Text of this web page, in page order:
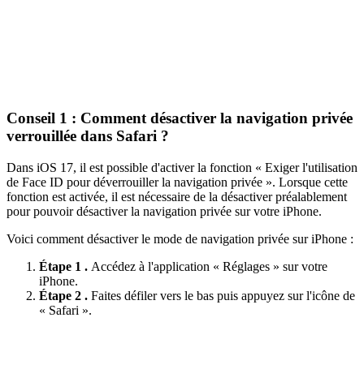
Conseil 1 : Comment désactiver la navigation privée
verrouillée dans Safari ?
Dans iOS 17, il est possible d'activer la fonction « Exiger l'utilisation
de Face ID pour déverrouiller la navigation privée ». Lorsque cette
fonction est activée, il est nécessaire de la désactiver préalablement
pour pouvoir désactiver la navigation privée sur votre iPhone.
Voici comment désactiver le mode de navigation privée sur iPhone :
Étape 1 . Accédez à l'application « Réglages » sur votre
iPhone.
Étape 2 . Faites défiler vers le bas puis appuyez sur l'icône de
« Safari ».